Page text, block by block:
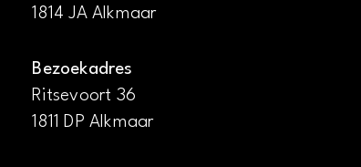
1814 JA Alkmaar
Bezoekadres
Ritsevoort 36
1811 DP Alkmaar